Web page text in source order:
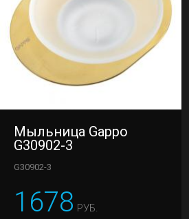
Мыльница Gappo
G30902-3
G30902-3
1678 РУБ.